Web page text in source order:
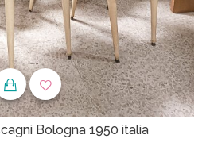
Bologna 1950 italia